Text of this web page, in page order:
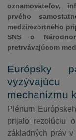
oznamovateľov,
prvého
medzirezortného
SNS o
pretrvávajúcom
Európsky
mechanizmu
Plénum
prijalo rezolúciu
základných práv